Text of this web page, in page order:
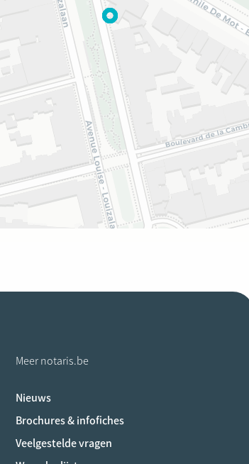
Meer notaris.be
Nieuws
Brochures & infofiches
Veelgestelde vragen